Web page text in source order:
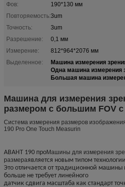
Фов:
190*130 мм
Повторяемость:3um
Точность:
3um
Разрешение:
0,1 мм
Измерение:
812*964*2076 мм
Выделенное:
Машина измерения
Одна машина измерения
Большая машина
Машина для измерения
размером с большим FOV
Система измерения размеров
190 Pro One Touch Measurin
АВАНТ 190 проМашины для измерения
размераявляется новым типом
Это отличается от традиционной
больше не требует линейного
датчик сдвига масштаба как стандарт